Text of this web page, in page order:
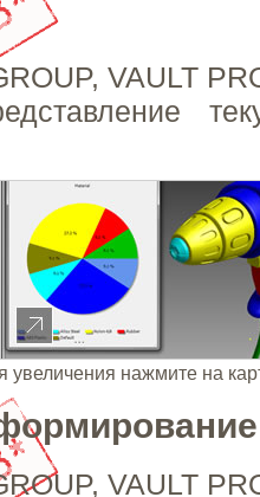
VAULT
увеличения нажмите на
VAULT